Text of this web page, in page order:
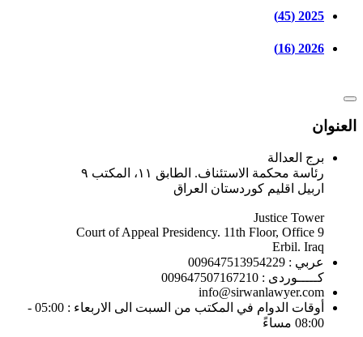
2025 (45)
2026 (16)
العنوان
برج العدالة
رئاسة محكمة الاستئناف. الطابق ١١، المكتب ٩
اربيل اقليم كوردستان العراق
Justice Tower
Court of Appeal Presidency. 11th Floor, Office 9
Erbil. Iraq
عربي : 009647513954229
كـــــوردى : 009647507167210
info@sirwanlawyer.com
أوقات الدوام في المكتب من السبت الى الاربعاء : 05:00 -
08:00 مساءً